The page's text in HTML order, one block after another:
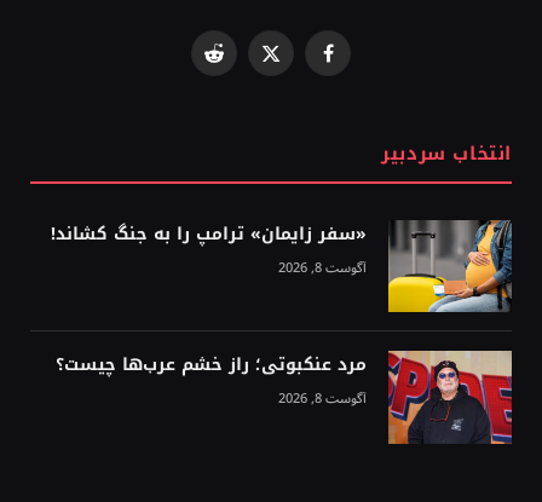
Facebook
X
Reddit
انتخاب سردبیر
«سفر زایمان» ترامپ را به جنگ کشاند!
آگوست 8, 2026
مرد عنکبوتی؛ راز خشم عرب‌ها چیست؟
آگوست 8, 2026